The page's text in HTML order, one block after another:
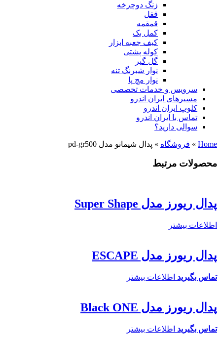
زنگ دوچرخه
قفل
قمقمه
کمل بک
کیف جعبه ابزار
کوله پشتی
گل گیر
نوار شبرنگ تنه
نوار مچ پا
سرویس و خدمات تخصصی
مسیرهای ایران اندرو
کلوپ ایران اندرو
تماس با ایران اندرو
سوالی دارید؟
Home
» فروشگاه » پدال شیمانو مدل pd-gr500
محصولات مرتبط
پدال ریورز مدل Super Shape
اطلاعات بیشتر
پدال ریورز مدل ESCAPE
تماس بگیرید اطلاعات بیشتر
پدال ریورز مدل Black ONE
تماس بگیرید اطلاعات بیشتر